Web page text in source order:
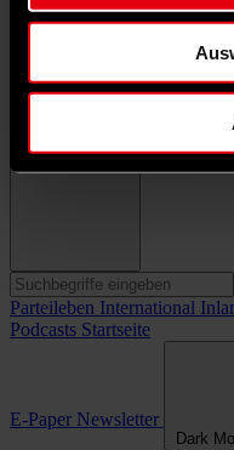
Parteileben International
Podcasts Startseite
E-Paper Newsletter
Dark